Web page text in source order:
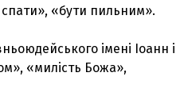
«бути пильним».
імені Іоанн і
«милість Божа»,